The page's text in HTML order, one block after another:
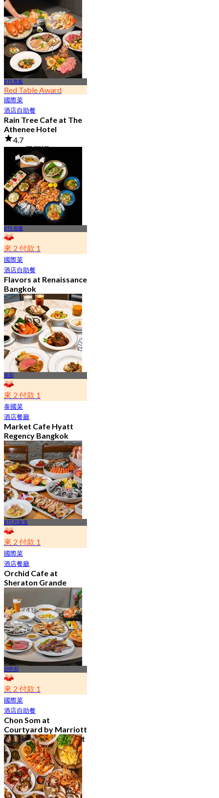
4.8
21.2K 已預訂
起฿ 1,087.5
BTS 奔集
Red Table Award
國際菜
酒店自助餐
Rain Tree Cafe at The
Athenee Hotel
4.7
23.3K 已預訂
฿ 802
BTS 奇隆
來 2 付款 1
國際菜
酒店自助餐
Flavors at Renaissance
Bangkok
4.6
17.3K 已預訂
起฿ 545
那那
來 2 付款 1
泰國菜
酒店餐廳
Market Cafe Hyatt
Regency Bangkok
Sukhumvit
4.8
11.9K 已預訂
起฿ 382.5
BTS 阿索克
來 2 付款 1
國際菜
酒店餐廳
Orchid Cafe at
Sheraton Grande
Sukhumvit A Luxury
Collection Hotel
4.7
15.1K 已預訂
起฿ 776
叻甲邦
來 2 付款 1
國際菜
酒店自助餐
Chon Som at
Courtyard by Marriott
Suvarnabhumi Airport
4.8
15.1K 已預訂
起฿ 595